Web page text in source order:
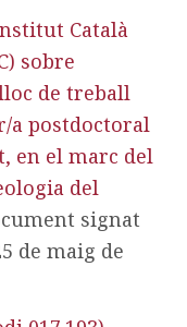
Català
sobre
de treball
a postdoctoral
en el marc del
del
signat
de maig de